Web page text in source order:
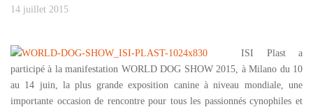
14 juillet 2015
ISI Plast a
participé à la manifestation WORLD DOG SHOW 2015, à Milano du 10
au 14 juin, la plus grande exposition canine à niveau mondiale, une
importante occasion de rencontre pour tous les passionnés cynophiles et